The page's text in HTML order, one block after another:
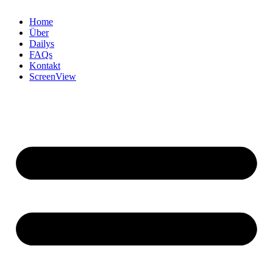
Home
Über
Dailys
FAQs
Kontakt
ScreenView